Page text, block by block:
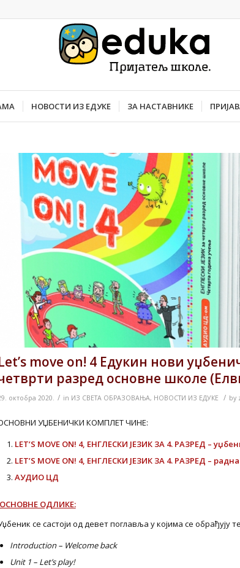
НОВОСТИ ИЗ ЕДУКЕ ЗА НАСТАВНИКЕ
move on! 4 Едукин нови
разред основне школе
октобра 2020. / in ИЗ СВЕТА ОБРАЗОВАЊА, НОВОСТИ ИЗ ЕДУКЕ / by
УЏБЕНИЧКИ КОМПЛЕТ ЧИНЕ:
LET’S MOVE ON! 4, ЕНГЛЕСКИ ЈЕЗИК ЗА 4. РАЗРЕД –
LET’S MOVE ON! 4, ЕНГЛЕСКИ ЈЕЗИК ЗА 4. РАЗРЕД – радна
АУДИО ЦД
ОСНОВНЕ ОДЛИКЕ:
се састоји од девет поглавља у којима се обрађују
Introduction – Welcome back
Unit 1 – Let’s play!